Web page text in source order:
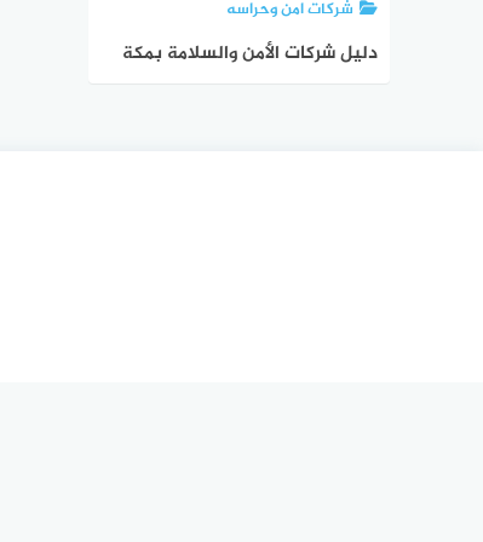
شركات امن وحراسه
دليل شركات الأمن والسلامة بمكة